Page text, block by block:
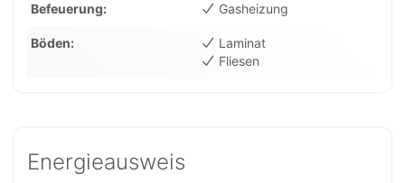
Befeuerung Gasheizung
Böden
Laminat
Fliesen
Energieausweis